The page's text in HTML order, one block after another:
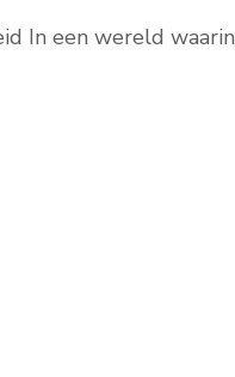
In een wereld waarin